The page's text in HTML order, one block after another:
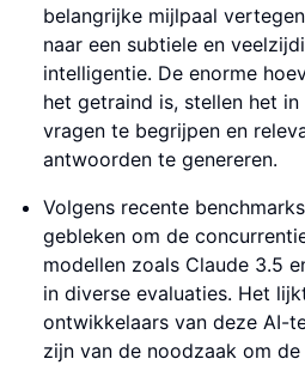
belangrijke mijlpaal
naar een subtiele en
intelligentie. De enorme
het getraind is, stellen het
vragen te begrijpen en
antwoorden te genereren.
Volgens recente
gebleken om de
modellen zoals Claude 3.5
in diverse evaluaties. Het
ontwikkelaars van deze AI-
zijn van de noodzaak om